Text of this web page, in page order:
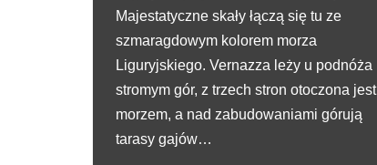
Majestatyczne skały łączą się tu ze
szmaragdowym kolorem morza
Liguryjskiego. Vernazza leży u podnóża
stromym gór, z trzech stron otoczona jest
morzem, a nad zabudowaniami górują
tarasy gajów…